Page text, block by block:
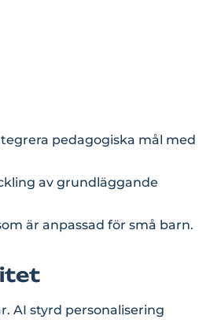
pedagogiska mål med
av grundläggande
är anpassad för små barn.
AI styrd personalisering